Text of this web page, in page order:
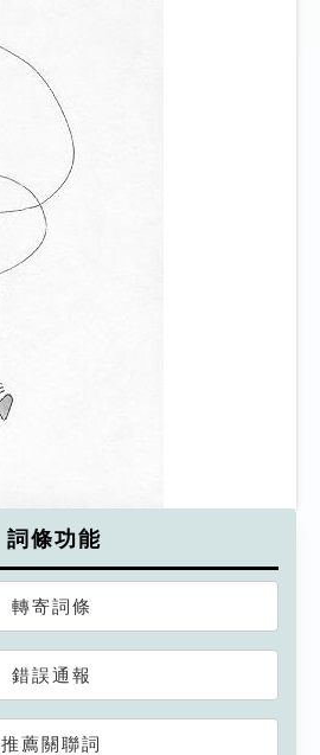
詞條功能
轉寄詞條
錯誤通報
推薦關聯詞